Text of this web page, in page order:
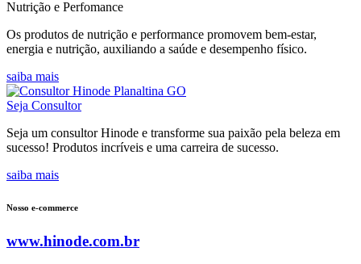
Nutrição e Perfomance
Os produtos de nutrição e performance promovem bem-estar,
energia e nutrição, auxiliando a saúde e desempenho físico.
saiba mais
Seja Consultor
Seja um consultor Hinode e transforme sua paixão pela beleza em
sucesso! Produtos incríveis e uma carreira de sucesso.
saiba mais
Nosso e-commerce
www.hinode.com.br